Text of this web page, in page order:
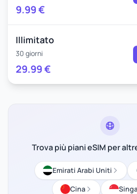
9.99€
Illimitato
30 giorni
29.99€
Trova più piani eSIM per
Emirati Arabi Uniti
Cina